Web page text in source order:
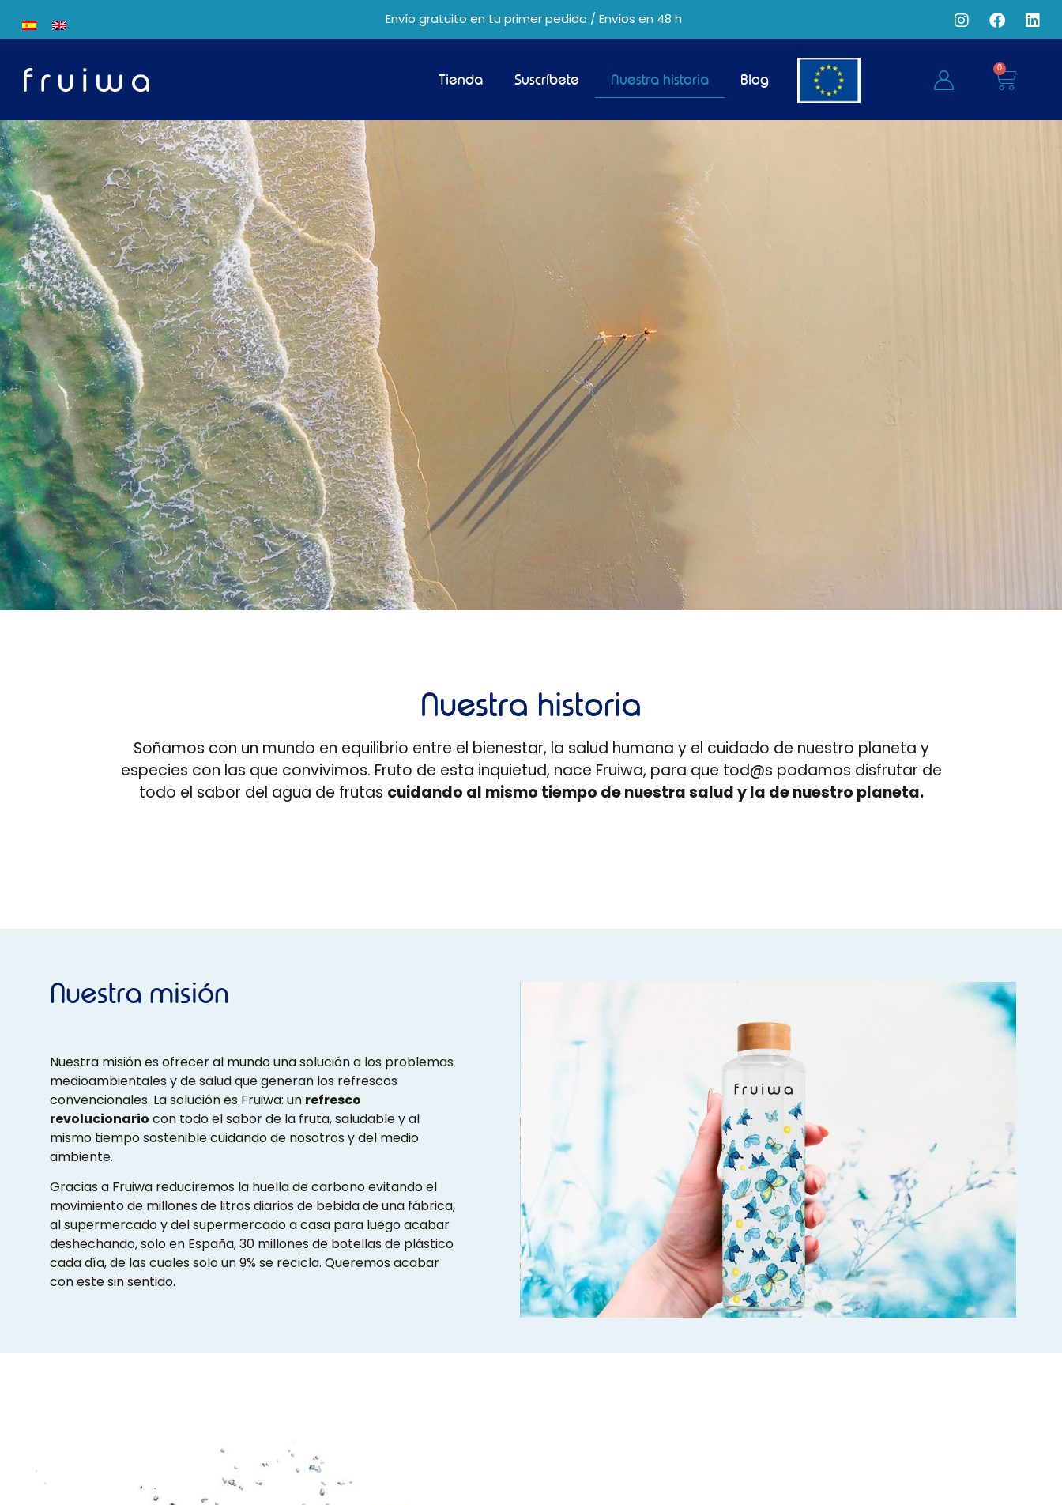
Envío gratuito en tu primer pedido / Envíos en 48 h
Tienda Suscríbete Nuestra historia Blog
0
Nuestra historia
Soñamos con un mundo en equilibrio entre el bienestar, la salud humana y el cuidado de nuestro planeta y
especies con las que convivimos. Fruto de esta inquietud, nace Fruiwa, para que tod@s podamos disfrutar de
todo el sabor del agua de frutas cuidando al mismo tiempo de nuestra salud y la de nuestro planeta.
Nuestra misión
Nuestra misión es ofrecer al mundo una solución a los problemas
medioambientales y de salud que generan los refrescos
convencionales. La solución es Fruiwa: un refresco
revolucionario con todo el sabor de la fruta, saludable y al
mismo tiempo sostenible cuidando de nosotros y del medio
ambiente.
Gracias a Fruiwa reduciremos la huella de carbono evitando el
movimiento de millones de litros diarios de bebida de una fábrica,
al supermercado y del supermercado a casa para luego acabar
deshechando, solo en España, 30 millones de botellas de plástico
cada día, de las cuales solo un 9% se recicla. Queremos acabar
con este sin sentido.